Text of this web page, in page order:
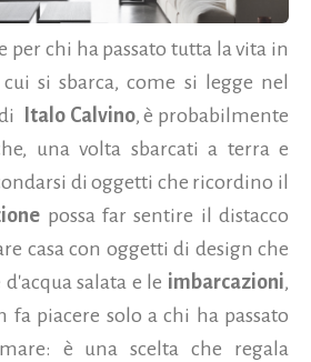
per chi ha passato tutta la vita in
si sbarca, come si legge nel
Italo Calvino, è probabilmente
una volta sbarcati a terra e
di oggetti che ricordino il
possa far sentire il distacco
casa con oggetti di design che
salata e le imbarcazioni,
fa piacere solo a chi ha passato
è una scelta che regala